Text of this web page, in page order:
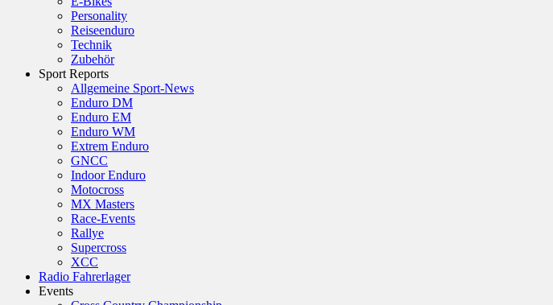
Personality
Reiseenduro
Technik
Zubehör
Sport Reports
Allgemeine Sport-News
Enduro DM
Enduro EM
Enduro WM
Extrem Enduro
GNCC
Indoor Enduro
Motocross
MX Masters
Race-Events
Rallye
Supercross
XCC
Radio Fahrerlager
Events